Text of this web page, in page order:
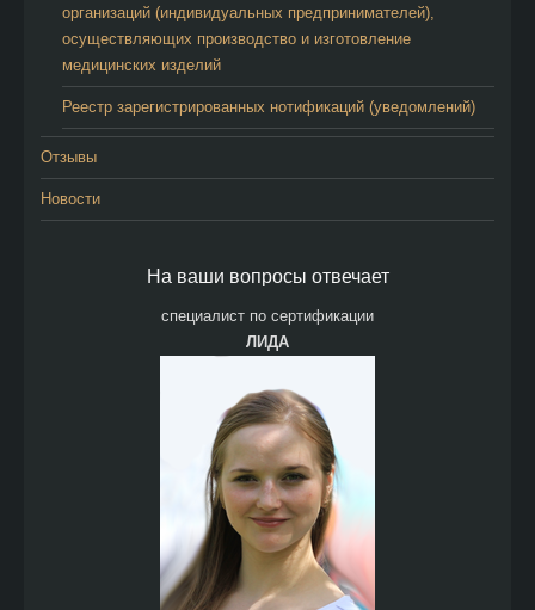
организаций (индивидуальных предпринимателей),
осуществляющих производство и изготовление
медицинских изделий
Реестр зарегистрированных нотификаций (уведомлений)
Отзывы
Новости
На ваши вопросы отвечает
специалист по сертификации
ЛИДА